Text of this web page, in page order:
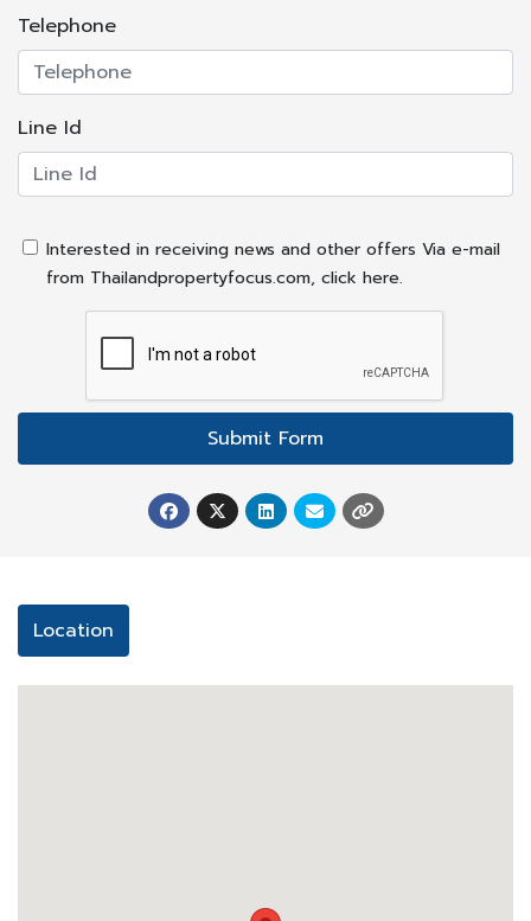
ติดต่อ คุณวัฒน์ 061-459-1594
LINE ID: @ipropertyagent
#หมู่บ้านบัวทองธานี #บัวทองธานี #ขายบ้านบางบัวทอง
#ทาวน์เฮ้าส์บางบัวทอง #บ้านมือสองนนทบุรี #ขายบ้าน
นนทบุรี #บ้านแถวเซ็นทรัลเวสต์เกต #บ้านใกล้รถไฟฟ้าสายสี
อสังหาริมทรัพย์ #รับฝากขายบ้าน #บ้านมือสองสภาพดี #ทา
Facilities
ลานจอดรถ
กล้องวงจรปิด
Telephone
Line Id
Interested in receiving news and other offers Via e-mail
from Thailandpropertyfocus.com, click here.
Submit Form
Location